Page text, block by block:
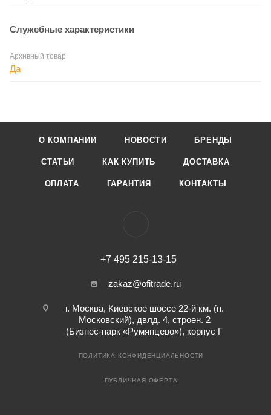
Служебные характеристики
Архивный товар
Да
О КОМПАНИИ НОВОСТИ БРЕНДЫ
СТАТЬИ КАК КУПИТЬ ДОСТАВКА
ОПЛАТА ГАРАНТИЯ КОНТАКТЫ
+7 495 215-13-15
zakaz@ofitrade.ru
г. Москва, Киевское шоссе 22-й км. (п.
Московский), двлд. 4, строен. 2
(Бизнес-парк «Румянцево»), корпус Г
ПОЛИТИКА КОНФИДЕНЦИАЛЬНОСТИ
ПУБЛИЧНАЯ ОФЕРТА